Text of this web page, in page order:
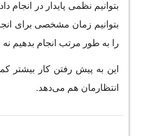
بتوانیم نظمی پایدار در انجام
بتوانیم زمان مشخصی برای
را به طور مرتب انجام بدهیم
این به پیش رفتن کار بیشتر
انتظارمان هم می‌دهد.